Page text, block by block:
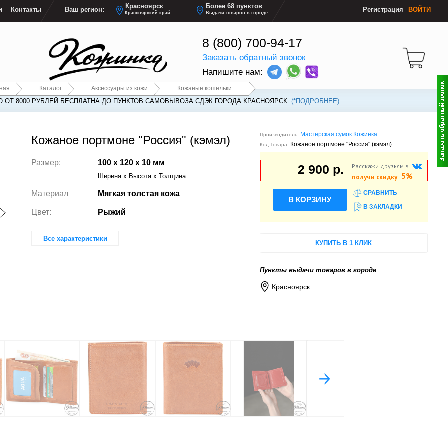
Контакты Ваш регион: Красноярск
Красноярский край
Более 68 пунктов
Выдачи товаров в городе Регистрация ВОЙТИ
8 (800) 700-94-17
Заказать обратный звонок
Напишите нам:
Каталог Аксессуары из кожи Кожаные кошельки
8000 РУБЛЕЙ БЕСПЛАТНА ДО ПУНКТОВ САМОВЫВОЗА СДЭК ГОРОДА КРАСНОЯРСК. (*ПОДРОБНЕЕ)
Кожаное портмоне "Россия" (кэмэл)
Размер: 100 x 120 x 10 мм
Ширина x Высота x Толщина
Материал Мягкая толстая кожа
Цвет: Рыжий
Все характеристики
Производитель: Мастерская сумок Кожинка
Код Товара: Кожаное портмоне "Россия" (кэмэл)
2 900 р. Расскажи друзьям в
получи скидку 5%
В КОРЗИНУ
СРАВНИТЬ
В ЗАКЛАДКИ
КУПИТЬ В 1 КЛИК
Пункты выдачи товаров в городе
Красноярск